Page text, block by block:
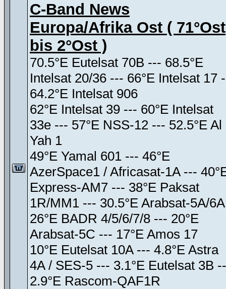
C-Band News
Europa/Afrika Ost ( 71°Ost
bis 2°Ost )
70.5°E Eutelsat 70B --- 68.5°E
Intelsat 20/36 --- 66°E Intelsat 17
64.2°E Intelsat 906
62°E Intelsat 39 --- 60°E Intelsat
33e --- 57°E NSS-12 --- 52.5°E Al
Yah 1
49°E Yamal 601 --- 46°E
AzerSpace1 / Africasat-1A ---
Express-AM7 --- 38°E Paksat
1R/MM1 --- 30.5°E Arabsat-5A/6A
26°E BADR 4/5/6/7/8 --- 20°E
Arabsat-5C --- 17°E Amos 17
10°E Eutelsat 10A --- 4.8°E Astra
4A / SES-5 --- 3.1°E Eutelsat 3B
2.9°E Rascom-QAF1R